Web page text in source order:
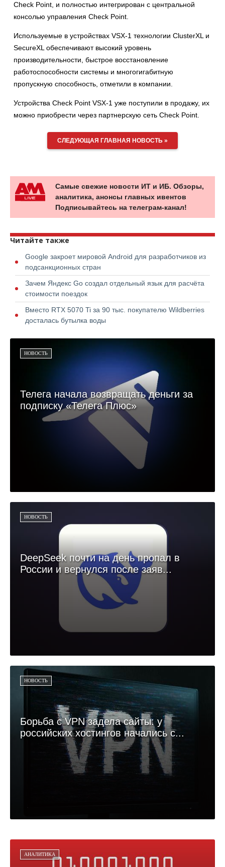
Check Point, и полностью интегрирован с центральной
консолью управления Check Point.
Используемые в устройствах VSX-1 технологии ClusterXL и
SecureXL обеспечивают высокий уровень
производительности, быстрое восстановление
работоспособности системы и многогигабитную
пропускную способность, отметили в компании.
Устройства Check Point VSX-1 уже поступили в продажу, их
можно приобрести через партнерскую сеть Check Point.
СЛЕДУЮЩАЯ ГЛАВНАЯ НОВОСТЬ »
Самые свежие новости ИТ и ИБ. Обзоры,
аналитика, анонсы главных ивентов
Подписывайтесь на телеграм-канал!
Читайте также
Google закроет мировой Android для разработчиков из
подсанкционных стран
Зачем Яндекс Go создал отдельный язык для расчёта
стоимости поездок
Вместо RTX 5070 Ti за 90 тыс. покупателю Wildberries
досталась бутылка воды
НОВОСТЬ
Телега начала возвращать деньги за
подписку «Телега Плюс»
НОВОСТЬ
DeepSeek почти на день пропал в
России и вернулся после заяв...
НОВОСТЬ
Борьба с VPN задела сайты: у
российских хостингов начались с...
АНАЛИТИКА